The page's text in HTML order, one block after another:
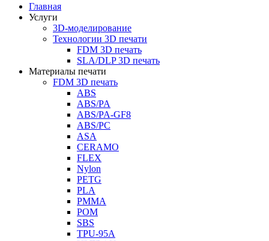
Главная
Услуги
3D-моделирование
Технологии 3D печати
FDM 3D печать
SLA/DLP 3D печать
Материалы печати
FDM 3D печать
ABS
ABS/PA
ABS/PA-GF8
ABS/PC
ASA
CERAMO
FLEX
Nylon
PETG
PLA
PMMA
POM
SBS
TPU-95A